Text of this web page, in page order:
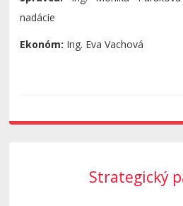
nadácie
Ekonóm: Ing. Eva Vachová
Strategický